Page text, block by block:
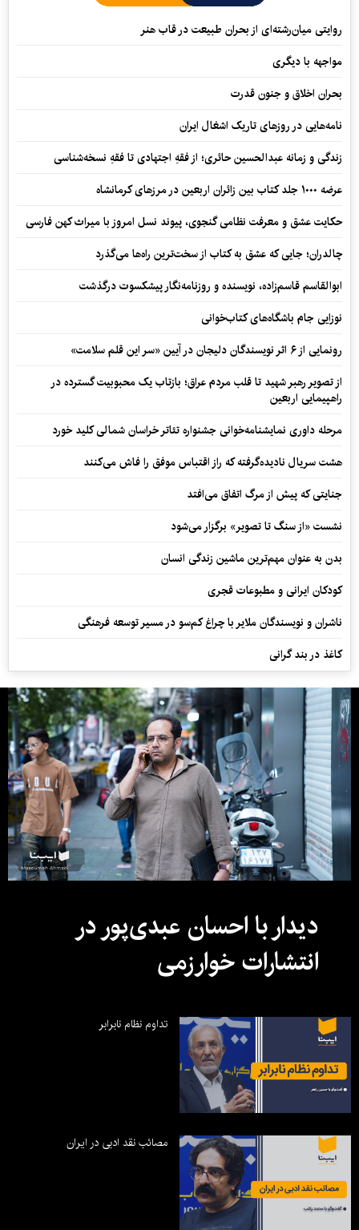
روایتی میان‌رشته‌ای از بحران طبیعت در قاب هنر
مواجهه با دیگری
بحران اخلاق و جنون قدرت
نامه‌هایی در روزهای تاریک اشغال ایران
زندگی و زمانه عبدالحسین حائری؛ از فقهِ اجتهادی تا فقهِ نسخه‌شناسی
عرضه ۱۰۰۰ جلد کتاب بین زائران اربعین در مرزهای کرمانشاه
حکایت عشق و معرفت نظامی گنجوی، پیوند نسل امروز با میراث کهن فارسی
چالدران؛ جایی که عشق به کتاب از سخت‌ترین راه‌ها می‌گذرد
ابوالقاسم قاسم‌زاده، نویسنده و روزنامه‌نگار پیشکسوت درگذشت
نوزایی جام باشگاه‌های کتاب‌خوانی
رونمایی از ۶ اثر نویسندگان دلیجان در آیین «سر این قلم سلامت»
از تصویر رهبر شهید تا قلب مردم عراق؛ بازتاب یک محبوبیت گسترده در
راهپیمایی اربعین
مرحله داوری نمایشنامه‌خوانی جشنواره تئاتر خراسان شمالی کلید خورد
هشت سریال نادیده‌گرفته که راز اقتباس موفق را فاش می‌کنند
جنایتی که پیش از مرگ اتفاق می‌افتد
نشست «از سنگ تا تصویر» برگزار می‌شود
بدن به عنوان مهم‌ترین ماشین زندگی انسان
کودکان ایرانی و مطبوعات قجری
ناشران و نویسندگان ملایر با چراغ کم‌سو در مسیر توسعه فرهنگی
کاغذ در بند گرانی
دیدار با احسان عبدی‌پور در
انتشارات خوارزمی
تداوم نظام نابرابر
مصائب نقد ادبی در ایران